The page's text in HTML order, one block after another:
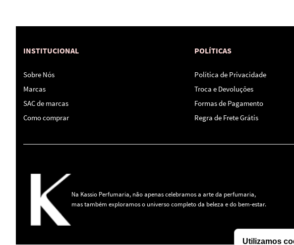
INSTITUCIONAL
Sobre Nós
Marcas
SAC de marcas
Como comprar
POLÍTICAS
Política de Privacidade
Troca e Devoluções
Formas de Pagamento
Regra de Frete Grátis
Na Kassio Perfumaria, não apenas celebramos a arte da perfumaria,
mas também exploramos o universo completo da beleza e do bem-estar.
Utilizamos